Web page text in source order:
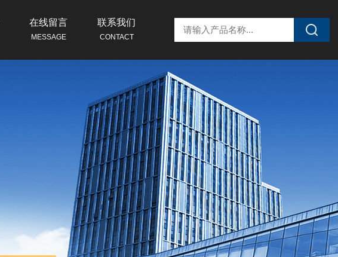
在线留言
MESSAGE
联系我们
CONTACT